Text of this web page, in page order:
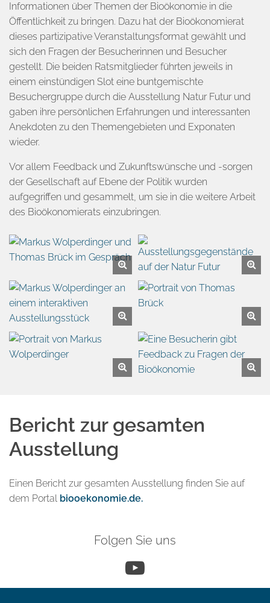
Informationen über Themen der Bioökonomie in die
Öffentlichkeit zu bringen. Dazu hat der Bioökonomierat
dieses partizipative Veranstaltungsformat gewählt und
sich den Fragen der Besucherinnen und Besucher
gestellt. Die beiden Ratsmitglieder führten jeweils in
einem einstündigen Slot eine buntgemischte
Besuchergruppe durch die Ausstellung Natur Futur und
gaben ihre persönlichen Erfahrungen und interessanten
Anekdoten zu den Themengebieten und Exponaten
wieder.
Vor allem Feedback und Zukunftswünsche und -sorgen
der Gesellschaft auf Ebene der Politik wurden
aufgegriffen und gesammelt, um sie in die weitere Arbeit
des Bioökonomierats einzubringen.
Bericht zur gesamten
Ausstellung
Einen Bericht zur gesamten Ausstellung finden Sie auf
dem Portal biooekonomie.de.
Folgen Sie uns
YouTube